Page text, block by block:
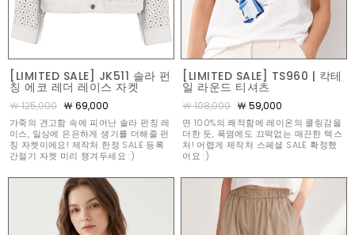
[LIMITED SALE] JK511 솔라 펀
칭 에코 레더 레이스 자켓
￦ 125,000 ￦ 69,000
가죽의 견고함 속에 피어난 솔라 펀칭 레
이스, 일상에 은은하게 생기를 더해줄 펀
칭 자켓이에요! 제작처 한정 SALE 등록
간절기 자켓 미리 챙겨두세요 :)
[LIMITED SALE] TS960 | 칵테
일 라운드 티셔츠
￦ 108,000 ￦ 59,000
면 100%의 쾌적함에 레이온의 쿨링감을
더한 듯, 폭염에도 끄떡없는 매끈한 텍스
처! 어렵게 제작처 스페셜 SALE 확정했
어요 :)